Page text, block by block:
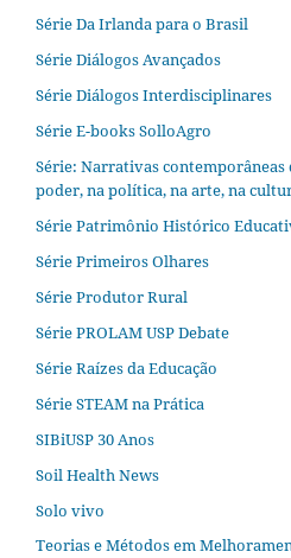
Série Da Irlanda para o Brasil
Série Diálogos Avançados
Série Diálogos Interdisciplinares
Série E-books SolloAgro
Série: Narrativas contemporâneas
poder, na política, na arte, na
Série Patrimônio Histórico
Série Primeiros Olhares
Série Produtor Rural
Série PROLAM USP Debate
Série Raízes da Educação
Série STEAM na Prática
SIBiUSP 30 Anos
Soil Health News
Solo vivo
Teorias e Métodos em